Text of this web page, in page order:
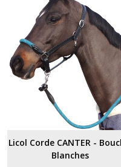
Licol Corde CANTER -
Blanches